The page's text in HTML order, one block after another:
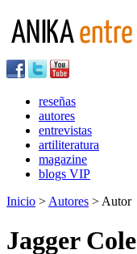
reseñas
autores
entrevistas
artiliteratura
magazine
blogs VIP
Inicio > Autores > Autor
Jagger Cole